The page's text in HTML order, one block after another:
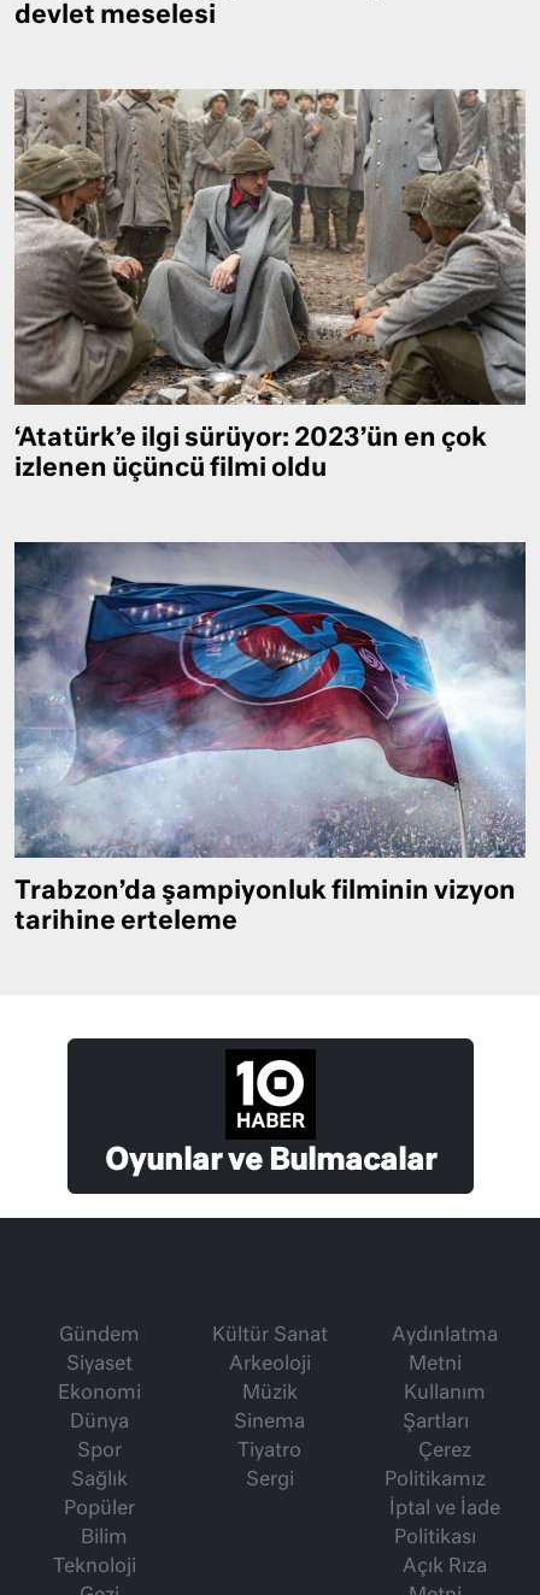
devlet meselesi
‘Atatürk’e ilgi sürüyor: 2023’ün en çok
izlenen üçüncü filmi oldu
Trabzon’da şampiyonluk filminin vizyon
tarihine erteleme
Oyunlar ve Bulmacalar
Gündem
Siyaset
Ekonomi
Dünya
Spor
Sağlık
Popüler
Bilim
Teknoloji
Kültür Sanat
Arkeoloji
Müzik
Sinema
Tiyatro
Sergi
Aydınlatma
Metni
Kullanım
Şartları
Çerez
Politikamız
İptal ve İade
Politikası
Açık Rıza